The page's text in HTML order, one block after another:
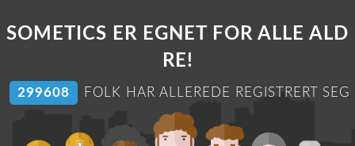
SOMETICS ER EGNET FOR ALLE ALD
RE!
304726 FOLK HAR ALLEREDE REGISTRERT SEG